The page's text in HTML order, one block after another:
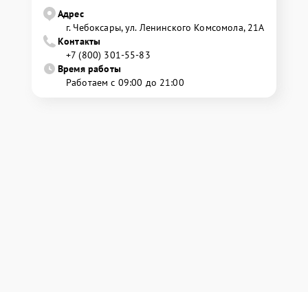
Адрес
г. Чебоксары, ул. Ленинского Комсомола, 21А
Контакты
+7 (800) 301-55-83
Время работы
Работаем с 09:00 до 21:00